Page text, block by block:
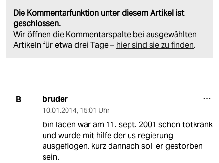
Die Kommentarfunktion unter diesem Artikel ist
geschlossen.
Wir öffnen die Kommentarspalte bei ausgewählten
Artikeln für etwa drei Tage – hier sind sie zu finden.
B bruder
10.01.2014, 15:01 Uhr
bin laden war am 11. sept. 2001 schon totkrank
und wurde mit hilfe der us regierung
ausgeflogen. kurz dannach soll er gestorben
sein.